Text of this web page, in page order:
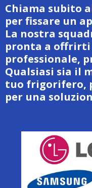
Chiama subito
per fissare un
La nostra
pronta a offrirti
professionale,
Qualsiasi sia il
tuo frigorifero,
per una